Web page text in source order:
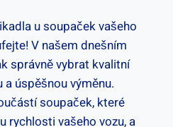
u soupaček vašeho
V našem dnešním
správně vybrat kvalitní
úspěšnou výměnu.
soupaček, ‍které
rychlosti​ vašeho vozu, a